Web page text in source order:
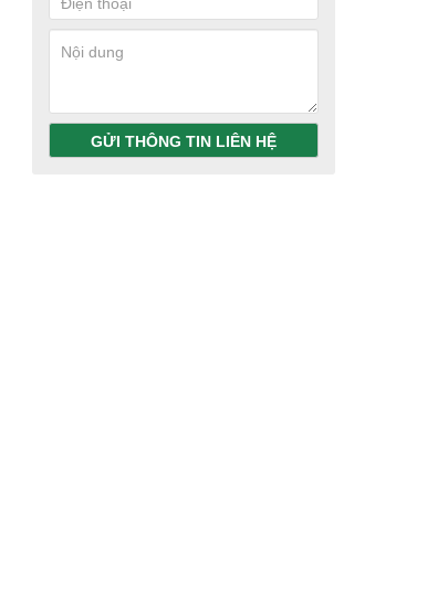
GỬI THÔNG TIN LIÊN HỆ